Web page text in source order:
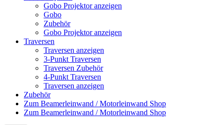
Gobo Projektor anzeigen
Gobo
Zubehör
Gobo Projektor anzeigen
Traversen
Traversen anzeigen
3-Punkt Traversen
Traversen Zubehör
4-Punkt Traversen
Traversen anzeigen
Zubehör
Zum Beamerleinwand / Motorleinwand Shop
Zum Beamerleinwand / Motorleinwand Shop